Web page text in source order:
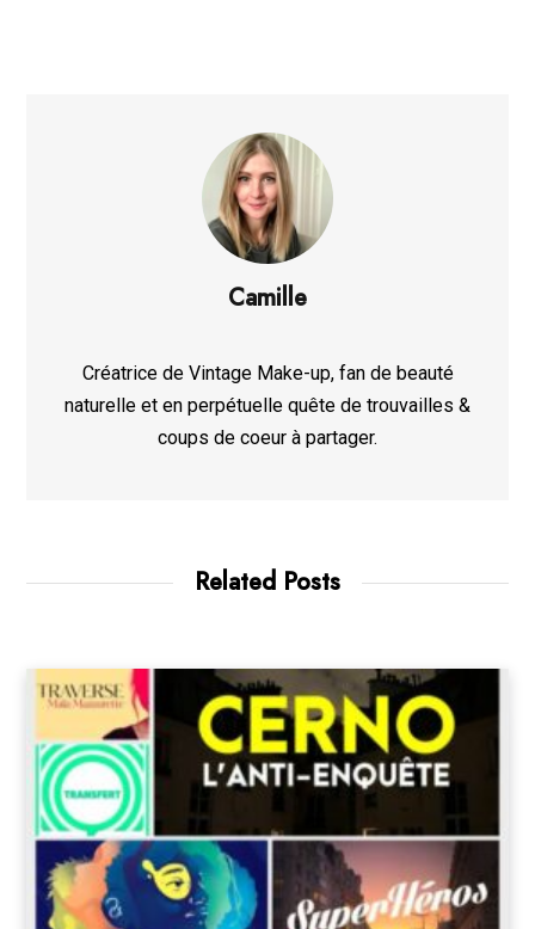
Camille
Créatrice de Vintage Make-up, fan de beauté
naturelle et en perpétuelle quête de trouvailles &
coups de coeur à partager.
Related Posts